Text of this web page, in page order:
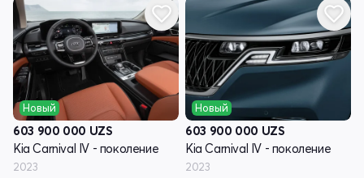
Новый
603 900 000 UZS
Kia Carnival IV - поколение
2023
Новый
603 900 000 UZS
Kia Carnival IV - поколение
2023